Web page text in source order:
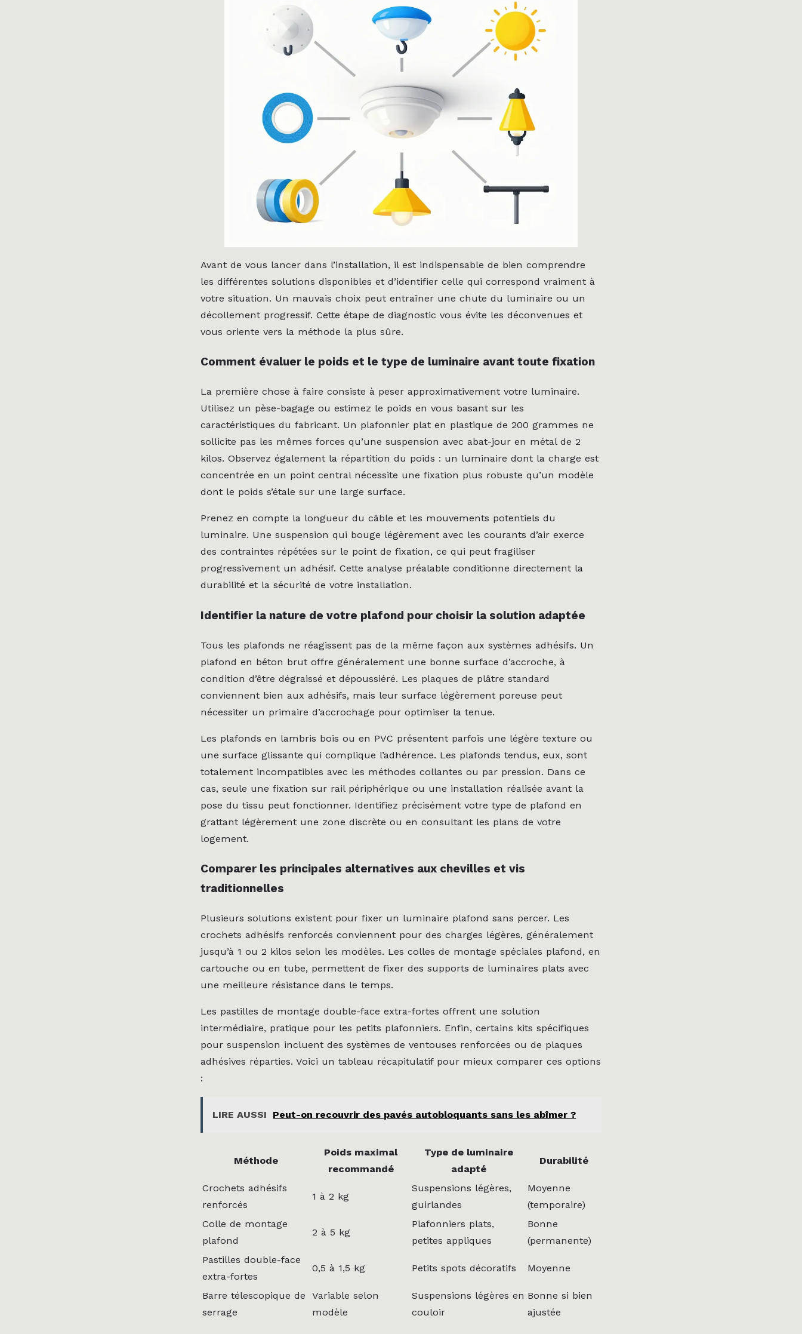
Avant de vous lancer dans l’installation, il est indispensable de bien comprendre
les différentes solutions disponibles et d’identifier celle qui correspond vraiment à
votre situation. Un mauvais choix peut entraîner une chute du luminaire ou un
décollement progressif. Cette étape de diagnostic vous évite les déconvenues et
vous oriente vers la méthode la plus sûre.
Comment évaluer le poids et le type de luminaire avant toute fixation
La première chose à faire consiste à peser approximativement votre luminaire.
Utilisez un pèse-bagage ou estimez le poids en vous basant sur les
caractéristiques du fabricant. Un plafonnier plat en plastique de 200 grammes ne
sollicite pas les mêmes forces qu’une suspension avec abat-jour en métal de 2
kilos. Observez également la répartition du poids : un luminaire dont la charge est
concentrée en un point central nécessite une fixation plus robuste qu’un modèle
dont le poids s’étale sur une large surface.
Prenez en compte la longueur du câble et les mouvements potentiels du
luminaire. Une suspension qui bouge légèrement avec les courants d’air exerce
des contraintes répétées sur le point de fixation, ce qui peut fragiliser
progressivement un adhésif. Cette analyse préalable conditionne directement la
durabilité et la sécurité de votre installation.
Identifier la nature de votre plafond pour choisir la solution adaptée
Tous les plafonds ne réagissent pas de la même façon aux systèmes adhésifs. Un
plafond en béton brut offre généralement une bonne surface d’accroche, à
condition d’être dégraissé et dépoussiéré. Les plaques de plâtre standard
conviennent bien aux adhésifs, mais leur surface légèrement poreuse peut
nécessiter un primaire d’accrochage pour optimiser la tenue.
Les plafonds en lambris bois ou en PVC présentent parfois une légère texture ou
une surface glissante qui complique l’adhérence. Les plafonds tendus, eux, sont
totalement incompatibles avec les méthodes collantes ou par pression. Dans ce
cas, seule une fixation sur rail périphérique ou une installation réalisée avant la
pose du tissu peut fonctionner. Identifiez précisément votre type de plafond en
grattant légèrement une zone discrète ou en consultant les plans de votre
logement.
Comparer les principales alternatives aux chevilles et vis
traditionnelles
Plusieurs solutions existent pour fixer un luminaire plafond sans percer. Les
crochets adhésifs renforcés conviennent pour des charges légères, généralement
jusqu’à 1 ou 2 kilos selon les modèles. Les colles de montage spéciales plafond, en
cartouche ou en tube, permettent de fixer des supports de luminaires plats avec
une meilleure résistance dans le temps.
Les pastilles de montage double-face extra-fortes offrent une solution
intermédiaire, pratique pour les petits plafonniers. Enfin, certains kits spécifiques
pour suspension incluent des systèmes de ventouses renforcées ou de plaques
adhésives réparties. Voici un tableau récapitulatif pour mieux comparer ces options
:
LIRE AUSSI Peut-on recouvrir des pavés autobloquants sans les abîmer ?
Méthode
Poids maximal
recommandé
Type de luminaire
adapté
Durabilité
Crochets adhésifs
renforcés
1 à 2 kg
Suspensions légères,
guirlandes
Moyenne
(temporaire)
Colle de montage
plafond
2 à 5 kg
Plafonniers plats,
petites appliques
Bonne
(permanente)
Pastilles double-face
extra-fortes
0,5 à 1,5 kg Petits spots décoratifs Moyenne
Barre télescopique de
serrage
Variable selon
modèle
Suspensions légères en
couloir
Bonne si bien
ajustée